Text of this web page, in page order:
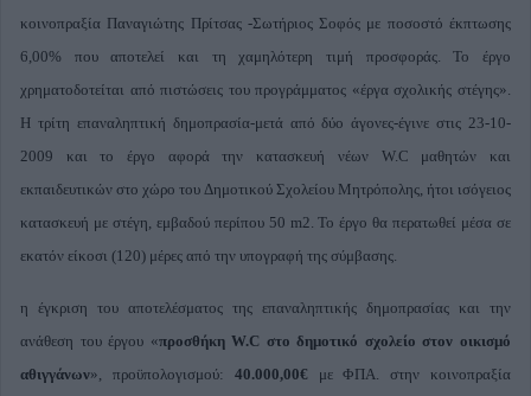
κοινοπραξία Παναγιώτης Πρίτσας -Σωτήριος Σοφός με ποσοστό έκπτωσης
6,00% που αποτελεί και τη χαμηλότερη τιμή προσφοράς. Το έργο
χρηματοδοτείται από πιστώσεις του προγράμματος «έργα σχολικής στέγης».
Η τρίτη επαναληπτική δημοπρασία-μετά από δύο άγονες-έγινε στις 23-10-
2009 και το έργο αφορά την κατασκευή νέων W.C μαθητών και
εκπαιδευτικών στο χώρο του Δημοτικού Σχολείου Μητρόπολης, ήτοι ισόγειος
κατασκευή με στέγη, εμβαδού περίπου 50 m2. Το έργο θα περατωθεί μέσα σε
εκατόν είκοσι (120) μέρες από την υπογραφή της σύμβασης.
η έγκριση του αποτελέσματος της επαναληπτικής δημοπρασίας και την
ανάθεση του έργου «προσθήκη W.C στο δημοτικό σχολείο στον οικισμό
αθιγγάνων», προϋπολογισμού: 40.000,00€ με ΦΠΑ. στην κοινοπραξία